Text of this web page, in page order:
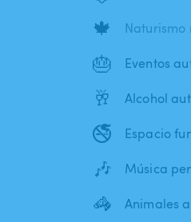
🍁
🎂 Eventos
🥂 Alcohol
🚭 Espacio
🎶 Música
🦓 Animales